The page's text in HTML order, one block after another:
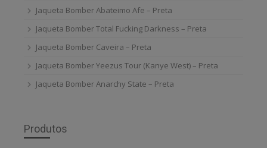
Jaqueta Bomber Abateimo Afe – Preta
Jaqueta Bomber Total Fucking Darkness – Preta
Jaqueta Bomber Caveira – Preta
Jaqueta Bomber Yeezus Tour (Kanye West) – Preta
Jaqueta Bomber Anarchy State – Preta
Produtos